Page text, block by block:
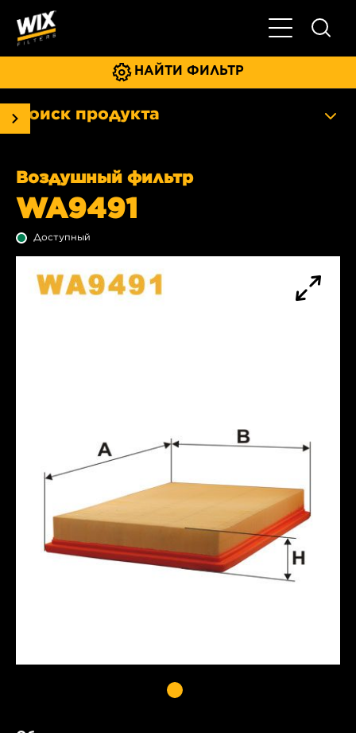
Главное
НАЙТИ ФИЛЬТР
Поиск продукта
Воздушный фильтр
WA9491
Доступный